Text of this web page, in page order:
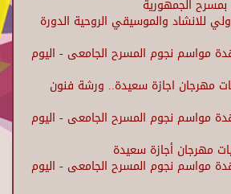
بمسرح الجمهورية
للانشاد والموسيقي الروحية الدورة
مواسم نجوم المسرح الجامعى - اليوم
مهرجان اجازة سعيدة.. ورشة فنون
مواسم نجوم المسرح الجامعى - اليوم
مهرجان أجازة سعيدة
مواسم نجوم المسرح الجامعى - اليوم